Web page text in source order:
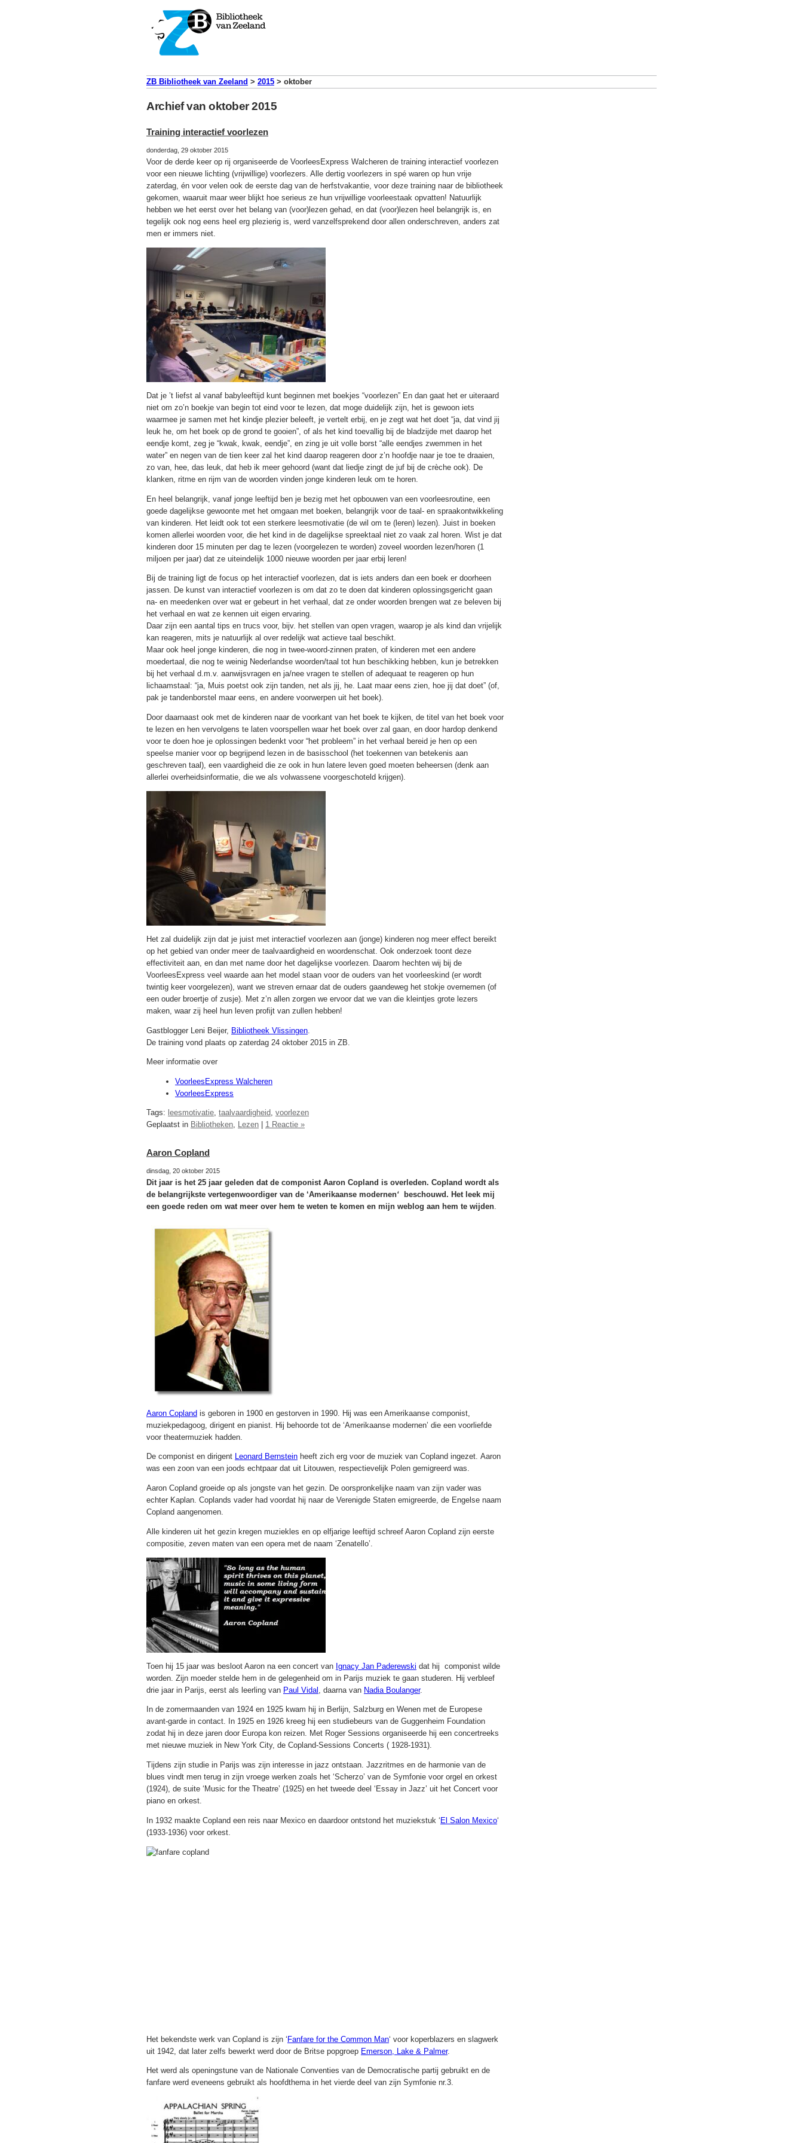
ZB Bibliotheek van Zeeland > 2015 > oktober
Archief van oktober 2015
Training interactief voorlezen
donderdag, 29 oktober 2015
Voor de derde keer op rij organiseerde de VoorleesExpress Walcheren de training interactief voorlezen
voor een nieuwe lichting (vrijwillige) voorlezers. Alle dertig voorlezers in spé waren op hun vrije
zaterdag, én voor velen ook de eerste dag van de herfstvakantie, voor deze training naar de bibliotheek
gekomen, waaruit maar weer blijkt hoe serieus ze hun vrijwillige voorleestaak opvatten! Natuurlijk
hebben we het eerst over het belang van (voor)lezen gehad, en dat (voor)lezen heel belangrijk is, en
tegelijk ook nog eens heel erg plezierig is, werd vanzelfsprekend door allen onderschreven, anders zat
men er immers niet.
Dat je ’t liefst al vanaf babyleeftijd kunt beginnen met boekjes “voorlezen” En dan gaat het er uiteraard
niet om zo’n boekje van begin tot eind voor te lezen, dat moge duidelijk zijn, het is gewoon iets
waarmee je samen met het kindje plezier beleeft, je vertelt erbij, en je zegt wat het doet “ja, dat vind jij
leuk he, om het boek op de grond te gooien”, of als het kind toevallig bij de bladzijde met daarop het
eendje komt, zeg je “kwak, kwak, eendje”, en zing je uit volle borst “alle eendjes zwemmen in het
water” en negen van de tien keer zal het kind daarop reageren door z’n hoofdje naar je toe te draaien,
zo van, hee, das leuk, dat heb ik meer gehoord (want dat liedje zingt de juf bij de crèche ook). De
klanken, ritme en rijm van de woorden vinden jonge kinderen leuk om te horen.
En heel belangrijk, vanaf jonge leeftijd ben je bezig met het opbouwen van een voorleesroutine, een
goede dagelijkse gewoonte met het omgaan met boeken, belangrijk voor de taal- en spraakontwikkeling
van kinderen. Het leidt ook tot een sterkere leesmotivatie (de wil om te (leren) lezen). Juist in boeken
komen allerlei woorden voor, die het kind in de dagelijkse spreektaal niet zo vaak zal horen. Wist je dat
kinderen door 15 minuten per dag te lezen (voorgelezen te worden) zoveel woorden lezen/horen (1
miljoen per jaar) dat ze uiteindelijk 1000 nieuwe woorden per jaar erbij leren!
Bij de training ligt de focus op het interactief voorlezen, dat is iets anders dan een boek er doorheen
jassen. De kunst van interactief voorlezen is om dat zo te doen dat kinderen oplossingsgericht gaan
na- en meedenken over wat er gebeurt in het verhaal, dat ze onder woorden brengen wat ze beleven bij
het verhaal en wat ze kennen uit eigen ervaring.
Daar zijn een aantal tips en trucs voor, bijv. het stellen van open vragen, waarop je als kind dan vrijelijk
kan reageren, mits je natuurlijk al over redelijk wat actieve taal beschikt.
Maar ook heel jonge kinderen, die nog in twee-woord-zinnen praten, of kinderen met een andere
moedertaal, die nog te weinig Nederlandse woorden/taal tot hun beschikking hebben, kun je betrekken
bij het verhaal d.m.v. aanwijsvragen en ja/nee vragen te stellen of adequaat te reageren op hun
lichaamstaal: “ja, Muis poetst ook zijn tanden, net als jij, he. Laat maar eens zien, hoe jij dat doet” (of,
pak je tandenborstel maar eens, en andere voorwerpen uit het boek).
Door daarnaast ook met de kinderen naar de voorkant van het boek te kijken, de titel van het boek voor
te lezen en hen vervolgens te laten voorspellen waar het boek over zal gaan, en door hardop denkend
voor te doen hoe je oplossingen bedenkt voor “het probleem” in het verhaal bereid je hen op een
speelse manier voor op begrijpend lezen in de basisschool (het toekennen van betekenis aan
geschreven taal), een vaardigheid die ze ook in hun latere leven goed moeten beheersen (denk aan
allerlei overheidsinformatie, die we als volwassene voorgeschoteld krijgen).
Het zal duidelijk zijn dat je juist met interactief voorlezen aan (jonge) kinderen nog meer effect bereikt
op het gebied van onder meer de taalvaardigheid en woordenschat. Ook onderzoek toont deze
effectiviteit aan, en dan met name door het dagelijkse voorlezen. Daarom hechten wij bij de
VoorleesExpress veel waarde aan het model staan voor de ouders van het voorleeskind (er wordt
twintig keer voorgelezen), want we streven ernaar dat de ouders gaandeweg het stokje overnemen (of
een ouder broertje of zusje). Met z’n allen zorgen we ervoor dat we van die kleintjes grote lezers
maken, waar zij heel hun leven profijt van zullen hebben!
Gastblogger Leni Beijer, Bibliotheek Vlissingen
De training vond plaats op zaterdag 24 oktober 2015 in ZB.
Meer informatie over
VoorleesExpress Walcheren
VoorleesExpress
Tags: leesmotivatie, taalvaardigheid, voorlezen
Geplaatst in Bibliotheken, Lezen 1 Reactie »
Aaron Copland
dinsdag, 20 oktober 2015
Dit jaar is het 25 jaar geleden dat de componist Aaron Copland is overleden. Copland wordt als
de belangrijkste vertegenwoordiger van de ‘Amerikaanse modernen‘ beschouwd. Het leek mij
een goede reden om wat meer over hem te weten te komen en mijn weblog aan hem te wijden
Aaron Copland is geboren in 1900 en gestorven in 1990. Hij was een Amerikaanse componist,
muziekpedagoog, dirigent en pianist. Hij behoorde tot de ‘Amerikaanse modernen’ die een voorliefde
voor theatermuziek hadden.
De componist en dirigent Leonard Bernstein heeft zich erg voor de muziek van Copland ingezet. Aaron
was een zoon van een joods echtpaar dat uit Litouwen, respectievelijk Polen gemigreerd was.
Aaron Copland groeide op als jongste van het gezin. De oorspronkelijke naam van zijn vader was
echter Kaplan. Coplands vader had voordat hij naar de Verenigde Staten emigreerde, de Engelse naam
Copland aangenomen.
Alle kinderen uit het gezin kregen muziekles en op elfjarige leeftijd schreef Aaron Copland zijn eerste
compositie, zeven maten van een opera met de naam ‘Zenatello’.
Toen hij 15 jaar was besloot Aaron na een concert van Ignacy Jan Paderewski dat hij componist wilde
worden. Zijn moeder stelde hem in de gelegenheid om in Parijs muziek te gaan studeren. Hij verbleef
drie jaar in Parijs, eerst als leerling van Paul Vidal , daarna van Nadia Boulanger.
In de zomermaanden van 1924 en 1925 kwam hij in Berlijn, Salzburg en Wenen met de Europese
avant-garde in contact. In 1925 en 1926 kreeg hij een studiebeurs van de Guggenheim Foundation
zodat hij in deze jaren door Europa kon reizen. Met Roger Sessions organiseerde hij een concertreeks
met nieuwe muziek in New York City, de Copland-Sessions Concerts ( 1928-1931).
Tijdens zijn studie in Parijs was zijn interesse in jazz ontstaan. Jazzritmes en de harmonie van de
blues vindt men terug in zijn vroege werken zoals het ‘Scherzo’ van de Symfonie voor orgel en orkest
(1924), de suite ‘Music for the Theatre’ (1925) en het tweede deel ‘Essay in Jazz’ uit het Concert voor
piano en orkest.
In 1932 maakte Copland een reis naar Mexico en daardoor ontstond het muziekstuk ‘ El Salon Mexico‘
(1933-1936) voor orkest.
Het bekendste werk van Copland is zijn ‘Fanfare for the Common Man‘ voor koperblazers en slagwerk
uit 1942, dat later zelfs bewerkt werd door de Britse popgroep Emerson, Lake & Palmer.
Het werd als openingstune van de Nationale Conventies van de Democratische partij gebruikt en de
fanfare werd eveneens gebruikt als hoofdthema in het vierde deel van zijn Symfonie nr.3.